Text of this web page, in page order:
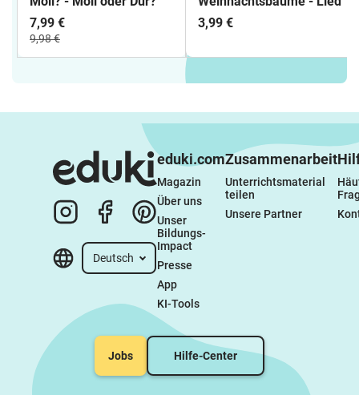
7,99 €
9,98 €
3,99 €
Deutsch
eduki.com
Magazin
Über uns
Unser
Bildungs-
Impact
Presse
App
KI-Tools
Zusammenarbeit
Unterrichtsmaterial
teilen
Unsere Partner
Jobs Hilfe-Center